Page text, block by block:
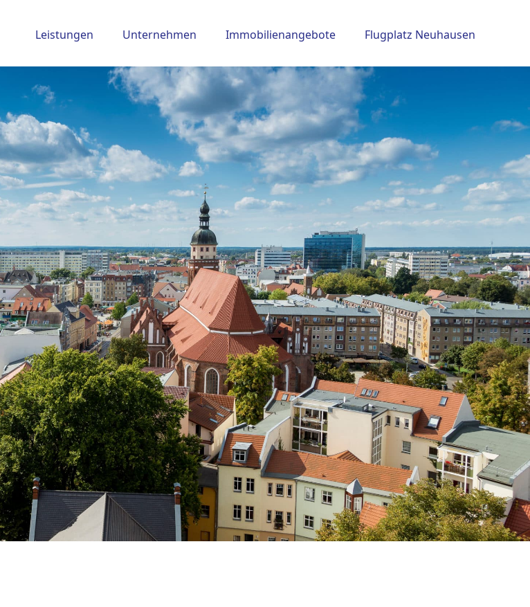
Leistungen Unternehmen Immobilienangebote Flugplatz Neuhausen